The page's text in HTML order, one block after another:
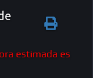
estimada es